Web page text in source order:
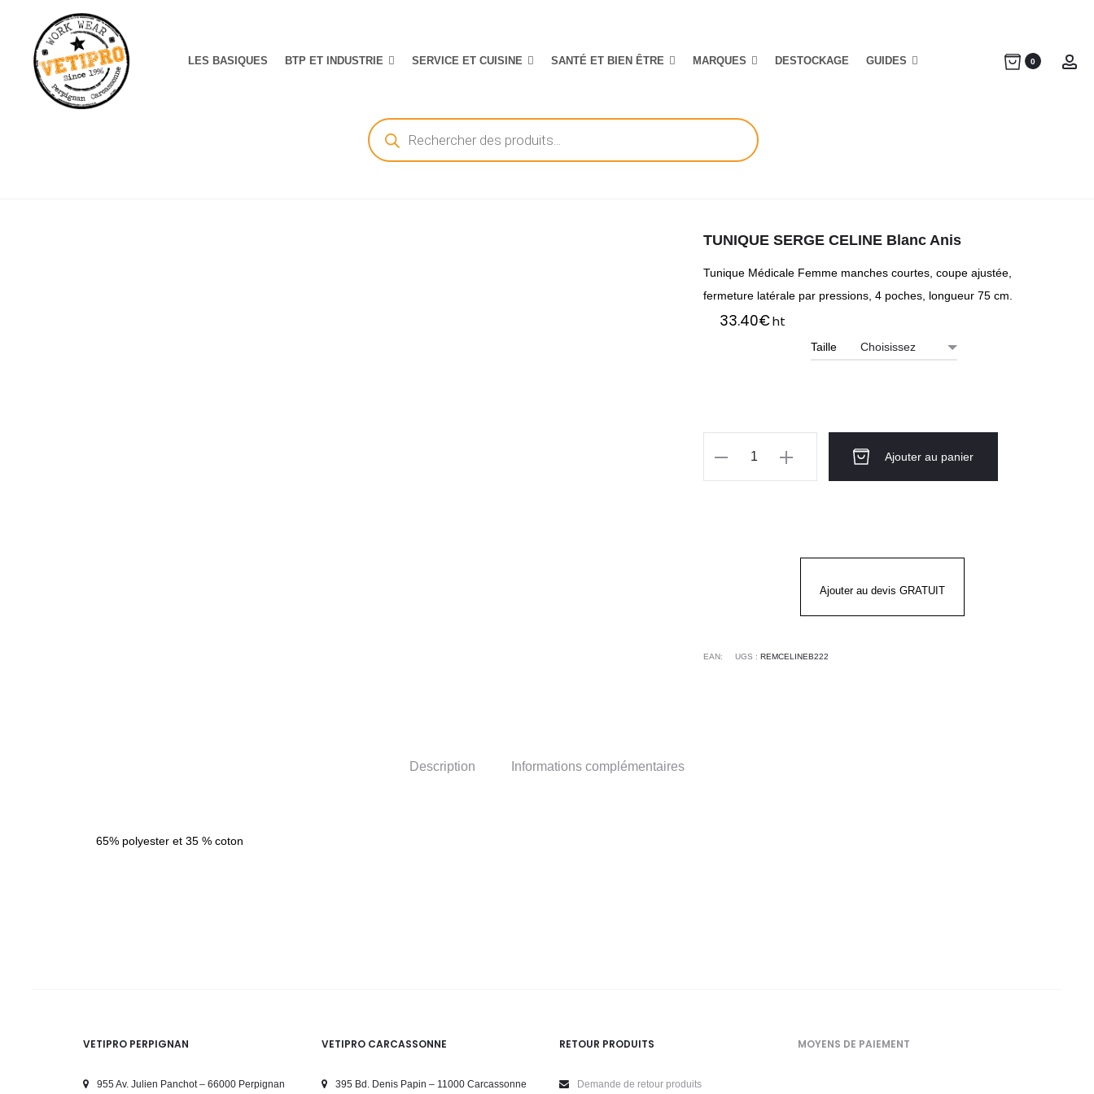
LES BASIQUES BTP ET INDUSTRIE SERVICE ET CUISINE SANTÉ ET BIEN ÊTRE MARQUES DESTOCKAGE GUIDES 0
Recherche
de
produits
TUNIQUE SERGE CELINE Blanc Anis
Tunique Médicale Femme manches courtes, coupe ajustée,
fermeture latérale par pressions, 4 poches, longueur 75 cm.
33.40€ht
Taille
Ajouter au panier
Ajouter au devis GRATUIT
EAN: UGS : REMCELINEB222
Description Informations complémentaires
65% polyester et 35 % coton
VETIPRO PERPIGNAN
955 Av. Julien Panchot – 66000 Perpignan
VETIPRO CARCASSONNE
395 Bd. Denis Papin – 11000 Carcassonne
RETOUR PRODUITS
Demande de retour produits
MOYENS DE PAIEMENT